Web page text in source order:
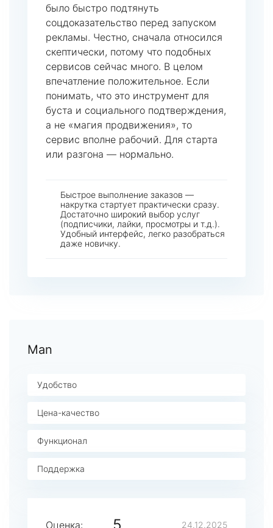
было быстро подтянуть
соцдоказательство перед запуском
рекламы. Честно, сначала относился
скептически, потому что подобных
сервисов сейчас много. В целом
впечатление положительное. Если
понимать, что это инструмент для
буста и социального подтверждения,
а не «магия продвижения», то
сервис вполне рабочий. Для старта
или разгона — нормально.
Быстрое выполнение заказов —
накрутка стартует практически сразу.
Достаточно широкий выбор услуг
(подписчики, лайки, просмотры и т.д.).
Удобный интерфейс, легко разобраться
даже новичку.
Man
Удобство
Цена-качество
Функционал
Поддержка
Оценка: 24.12.2025